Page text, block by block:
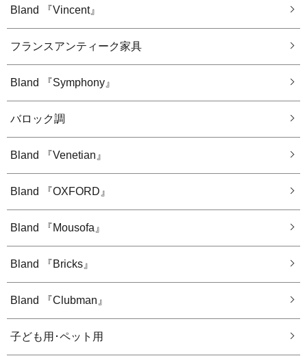
Bland 『Vincent』
フランスアンティーク家具
Bland 『Symphony』
バロック調
Bland 『Venetian』
Bland 『OXFORD』
Bland 『Mousofa』
Bland 『Bricks』
Bland 『Clubman』
子ども用･ペット用